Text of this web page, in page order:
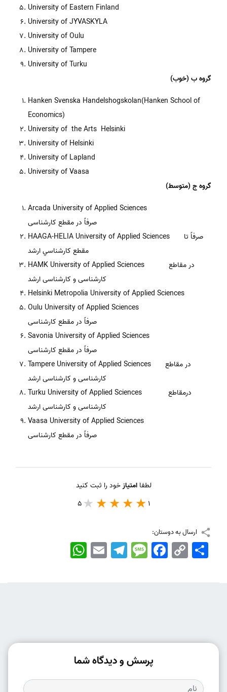
University of Eastern Finland
University of JYVASKYLA
University of Oulu
University of Tampere
University of Turku
گروه ب (خوب)
Hanken Svenska Handelshogskolan(Hanken School of
Economics)
University of the Arts Helsinki
University of Helsinki
University of Lapland
University of Vaasa
گروه ج (متوسط)
Arcada University of Applied Sciences
صرفاً در مقطع کارشناسی
HAAGA-HELIA University of Applied Sciences صرفاً تا
مقطع كارشناسي ارشد
HAMK University of Applied Sciences در مقاطع
کارشناسی و کارشناسی ارشد
Helsinki Metropolia University of Applied Sciences
Oulu University of Applied Sciences
صرفاً در مقطع کارشناسی
Savonia University of Applied Sciences
Tampere University of Applied Sciences در مقاطع
کارشناسی و کارشناسی ارشد
Turku University of Applied Sciences درمقاطع
کارشناسی و کارشناسی ارشد
Vaasa University of Applied Sciences
صرفاً در مقطع کارشناسی
لطفاامتیازخود را ثبت کنید
1
5
ارسال به دوستان:
WhatsApp EmailTelegramMessageFacebook Copy
Link
اشتراک
پرسش و دیدگاه شما